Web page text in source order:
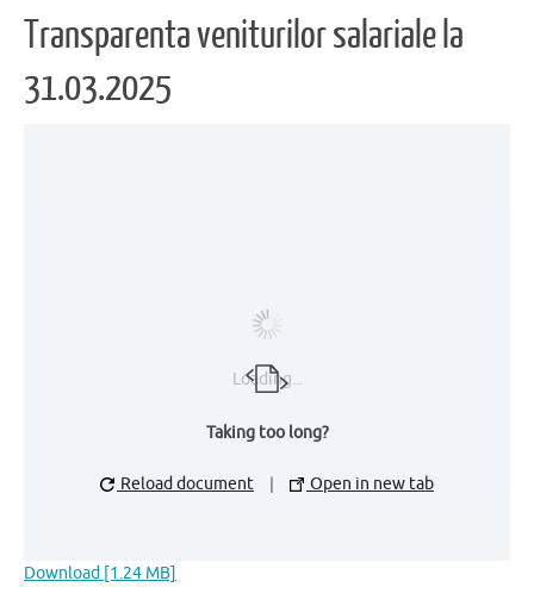
Transparenta veniturilor salariale la
31.03.2025
Loading...
Taking too long?
Reload document | Open in new tab
Download [1.24 MB]